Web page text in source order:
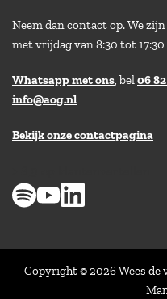
Neem dan contact op. We
met vrijdag van 8:30 tot 17:30
Whatsapp met ons, bel06
info@aog.nl
Bekijk onze contactpagina
Copyright © 2026 Wees de